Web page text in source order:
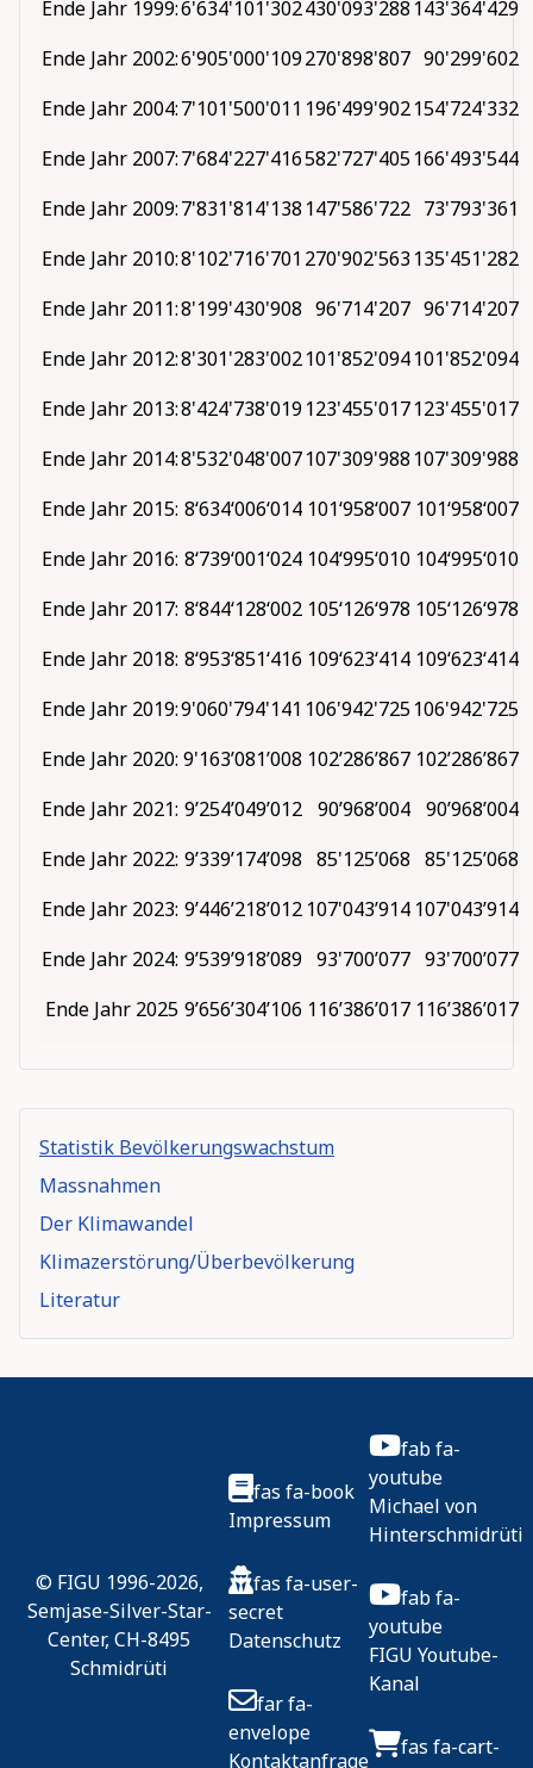
Ende Jahr 1999:6'634'101'302430'093'288 143'364'429
Ende Jahr 2002:6'905'000'109270'898'807 90'299'602
Ende Jahr 2004:7'101'500'011 196'499'902154'724'332
Ende Jahr 2007:7'684'227'416582'727'405166'493'544
Ende Jahr 2009:7'831'814'138 147'586'722 73'793'361
Ende Jahr 2010:8'102'716'701 270'902'563135'451'282
Ende Jahr 2011:8'199'430'908 96'714'207 96'714'207
Ende Jahr 2012:8'301'283'002101'852'094101'852'094
Ende Jahr 2013:8'424'738'019123'455'017123'455'017
Ende Jahr 2014:8'532'048'007107'309'988 107'309'988
Ende Jahr 2015: 8‘634‘006‘014 101‘958‘007 101‘958‘007
Ende Jahr 2016: 8‘739‘001‘024 104‘995‘010 104‘995‘010
Ende Jahr 2017: 8‘844‘128‘002 105‘126‘978 105‘126‘978
Ende Jahr 2018: 8‘953‘851‘416 109‘623‘414 109‘623‘414
Ende Jahr 2019:9'060'794'141 106'942'725106'942'725
Ende Jahr 2020: 9'163’081’008 102’286’867 102’286’867
Ende Jahr 2021: 9’254’049’012 90’968’004 90’968’004
Ende Jahr 2022: 9’339’174’098 85'125’068 85'125’068
Ende Jahr 2023: 9’446’218’012 107'043’914 107'043’914
Ende Jahr 2024: 9’539’918’089 93'700’077 93'700’077
Ende Jahr 2025 9’656’304’106 116’386’017 116’386’017
Statistik Bevölkerungswachstum
Massnahmen
Der Klimawandel
Klimazerstörung/Überbevölkerung
Literatur
© FIGU 1996-2026,
Semjase-Silver-Star-
Center, CH-8495
Schmidrüti
fas fa-book
Impressum
fas fa-user-
secret
Datenschutz
far fa-
envelope
Kontaktanfrage
fab fa-
youtube
Michael von
Hinterschmidrüti
fab fa-
youtube
FIGU Youtube-
Kanal
fas fa-cart-